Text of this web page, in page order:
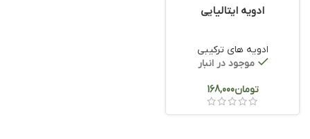
ادویه ایتالیایی
ادویه های ترکیبی
موجود در انبار
تومان